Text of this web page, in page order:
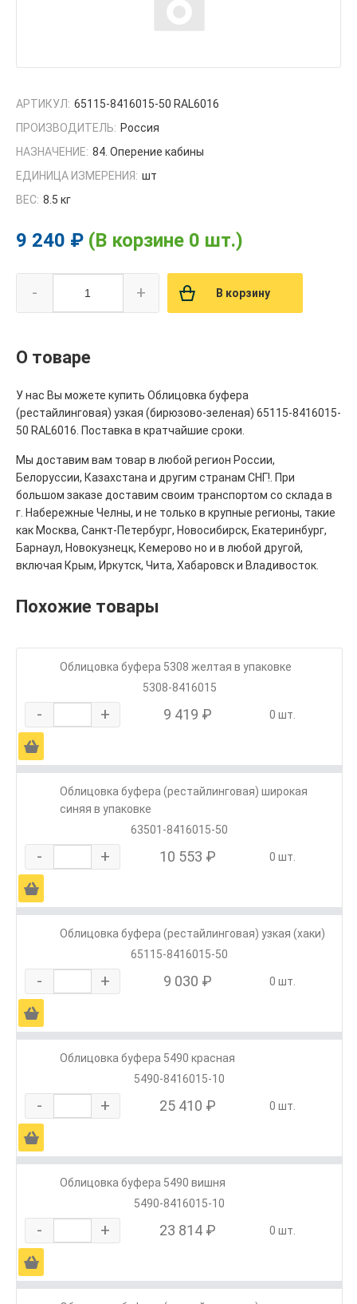
АРТИКУЛ: 65115-8416015-50 RAL6016
ПРОИЗВОДИТЕЛЬ: Россия
НАЗНАЧЕНИЕ: 84. Оперение кабины
ЕДИНИЦА ИЗМЕРЕНИЯ: шт
ВЕС: 8.5 кг
9 240 ₽ (В корзине 0 шт.)
- + В корзину
О товаре
У нас Вы можете купить Облицовка буфера
(рестайлинговая) узкая (бирюзово-зеленая) 65115-8416015-
50 RAL6016. Поставка в кратчайшие сроки.
Мы доставим вам товар в любой регион России,
Белоруссии, Казахстана и другим странам СНГ!. При
большом заказе доставим своим транспортом со склада в
г. Набережные Челны, и не только в крупные регионы, такие
как Москва, Санкт-Петербург, Новосибирск, Екатеринбург,
Барнаул, Новокузнецк, Кемерово но и в любой другой,
включая Крым, Иркутск, Чита, Хабаровск и Владивосток.
Похожие товары
Облицовка буфера 5308 желтая в упаковке
5308-8416015
- + 9 419 ₽ 0 шт.
Ä
Облицовка буфера (рестайлинговая) широкая
синяя в упаковке
63501-8416015-50
- + 10 553 ₽ 0 шт.
Ä
Облицовка буфера (рестайлинговая) узкая (хаки)
65115-8416015-50
- + 9 030 ₽ 0 шт.
Ä
Облицовка буфера 5490 красная
5490-8416015-10
- + 25 410 ₽ 0 шт.
Ä
Облицовка буфера 5490 вишня
5490-8416015-10
- + 23 814 ₽ 0 шт.
Ä